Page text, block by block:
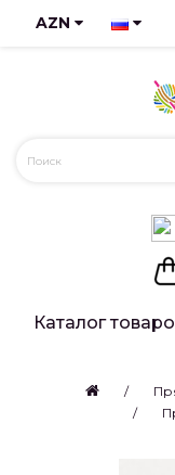
AZN
Каталог